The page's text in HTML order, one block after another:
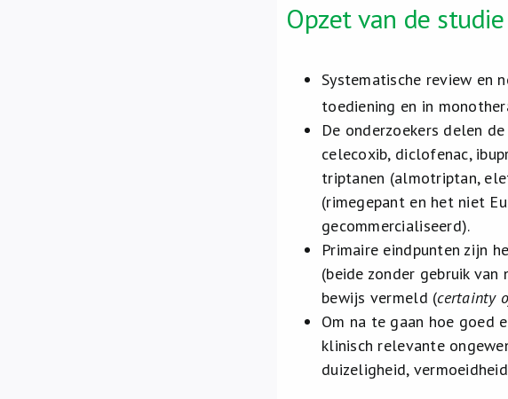
Opzet van de studie
Systematische review en
toediening en in
De onderzoekers delen
celecoxib, diclofenac,
triptanen (almotriptan,
(rimegepant en het niet
gecommercialiseerd).
Primaire eindpunten zijn
(beide zonder gebruik
bewijs vermeld (certainty
Om na te gaan hoe goed
klinisch relevante
duizeligheid,